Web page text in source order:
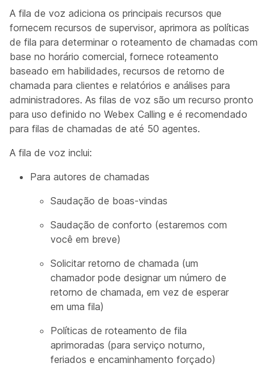
A fila de voz adiciona os principais recursos que
fornecem recursos de supervisor, aprimora as políticas
de fila para determinar o roteamento de chamadas com
base no horário comercial, fornece roteamento
baseado em habilidades, recursos de retorno de
chamada para clientes e relatórios e análises para
administradores. As filas de voz são um recurso pronto
para uso definido no Webex Calling e é recomendado
para filas de chamadas de até 50 agentes.
A fila de voz inclui:
Para autores de chamadas
Saudação de boas-vindas
Saudação de conforto (estaremos com
você em breve)
Solicitar retorno de chamada (um
chamador pode designar um número de
retorno de chamada, em vez de esperar
em uma fila)
Políticas de roteamento de fila
aprimoradas (para serviço noturno,
feriados e encaminhamento forçado)